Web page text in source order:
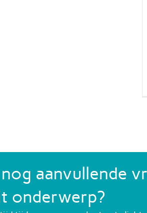
aanvullende
onderwerp?